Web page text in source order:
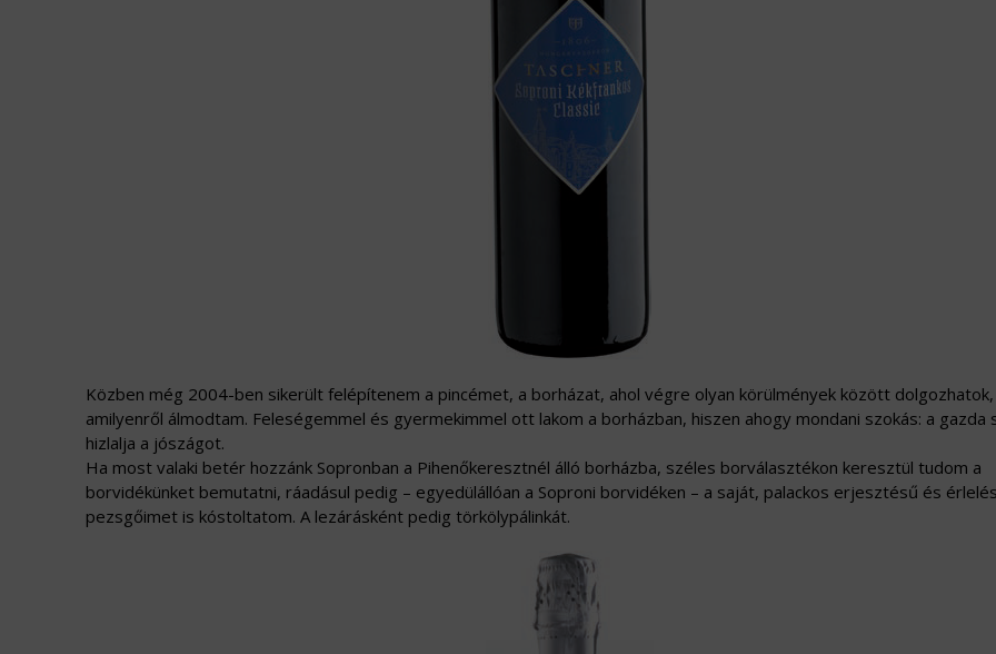
Közben még 2004-ben sikerült felépítenem a pincémet, a borházat, ahol végre olyan körülmények között dolgozhatok,
amilyenről álmodtam. Feleségemmel és gyermekimmel ott lakom a borházban, hiszen ahogy mondani szokás: a gazda
hizlalja a jószágot.
Ha most valaki betér hozzánk Sopronban a Pihenőkeresztnél álló borházba, széles borválasztékon keresztül tudom a
borvidékünket bemutatni, ráadásul pedig – egyedülállóan a Soproni borvidéken – a saját, palackos erjesztésű és
pezsgőimet is kóstoltatom. A lezárásként pedig törkölypálinkát.